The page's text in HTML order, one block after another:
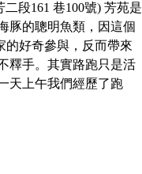
段161 巷100號) 芳苑是
豚的聰明魚類，因這個
的好奇參與，反而帶來
釋手。其實路跑只是活
天上午我們經歷了跑